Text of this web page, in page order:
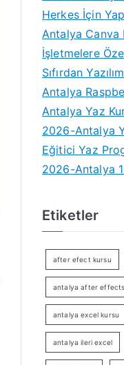
Herkes İçin
Antalya Canva
İşletmelere
Sıfırdan
Antalya
Antalya Yaz
2026-Antalya
Eğitici Yaz
2026-Antalya
Etiketler
after efect kursu
antalya after
antalya excel kursu
antalya ileri excel